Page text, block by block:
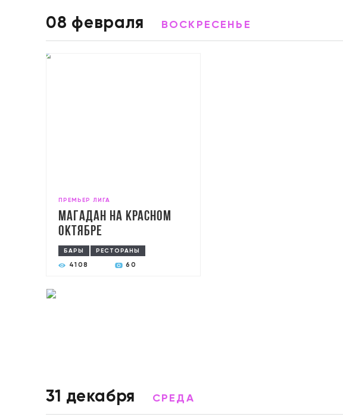
08 февраля ВОСКРЕСЕНЬЕ
ПРЕМЬЕР ЛИГА
Магадан на Красном
Октябре
БАРЫ РЕСТОРАНЫ
4108 60
31 декабря СРЕДА